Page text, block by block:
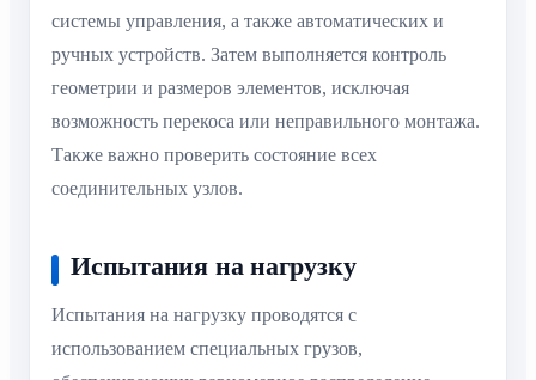
системы управления, а также автоматических и
ручных устройств. Затем выполняется контроль
геометрии и размеров элементов, исключая
возможность перекоса или неправильного монтажа.
Также важно проверить состояние всех
соединительных узлов.
Испытания на нагрузку
Испытания на нагрузку проводятся с
использованием специальных грузов,